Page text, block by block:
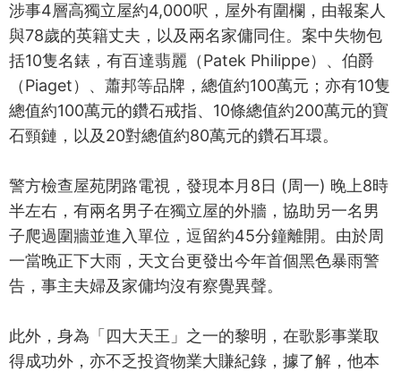
涉事4層高獨立屋約4,000呎，屋外有圍欄，由報案人
與78歲的英籍丈夫，以及兩名家傭同住。案中失物包
括10隻名錶，有百達翡麗（Patek Philippe）、伯爵
（Piaget）、蕭邦等品牌，總值約100萬元；亦有10隻
總值約100萬元的鑽石戒指、10條總值約200萬元的寶
石頸鏈，以及20對總值約80萬元的鑽石耳環。
警方檢查屋苑閉路電視，發現本月8日 (周一) 晚上8時
半左右，有兩名男子在獨立屋的外牆，協助另一名男
子爬過圍牆並進入單位，逗留約45分鐘離開。由於周
一當晚正下大雨，天文台更發出今年首個黑色暴雨警
告，事主夫婦及家傭均沒有察覺異聲。
此外，身為「四大天王」之一的黎明，在歌影事業取
得成功外，亦不乏投資物業大賺紀錄，據了解，他本